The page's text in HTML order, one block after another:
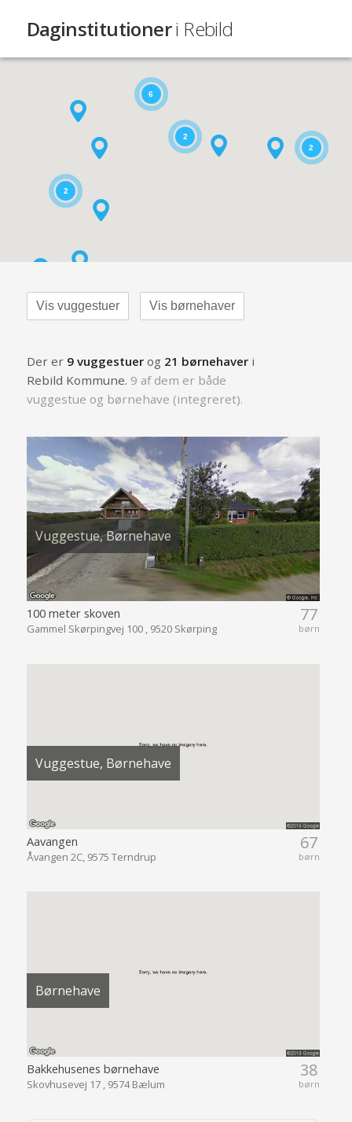
Daginstitutioneri Rebild
6
2
2
2
Vis vuggestuer Vis børnehaver
Der er 9 vuggestuerog 21 børnehaveri
Rebild Kommune. 9 af dem er både
vuggestue og børnehave (integreret).
Vuggestue, Børnehave
77
børn
100 meter skoven
Gammel Skørpingvej 100 , 9520 Skørping
Vuggestue, Børnehave
67
børn
Aavangen
Åvangen 2C, 9575 Terndrup
Børnehave
38
børn
Bakkehusenes børnehave
Skovhusevej 17 , 9574 Bælum